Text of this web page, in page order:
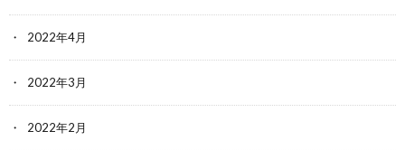
2022年4月
2022年3月
2022年2月